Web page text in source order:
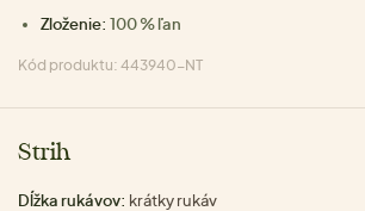
Zloženie: 100 % ľan
Kód produktu: 443940-NT
Strih
Dĺžka rukávov: krátky rukáv